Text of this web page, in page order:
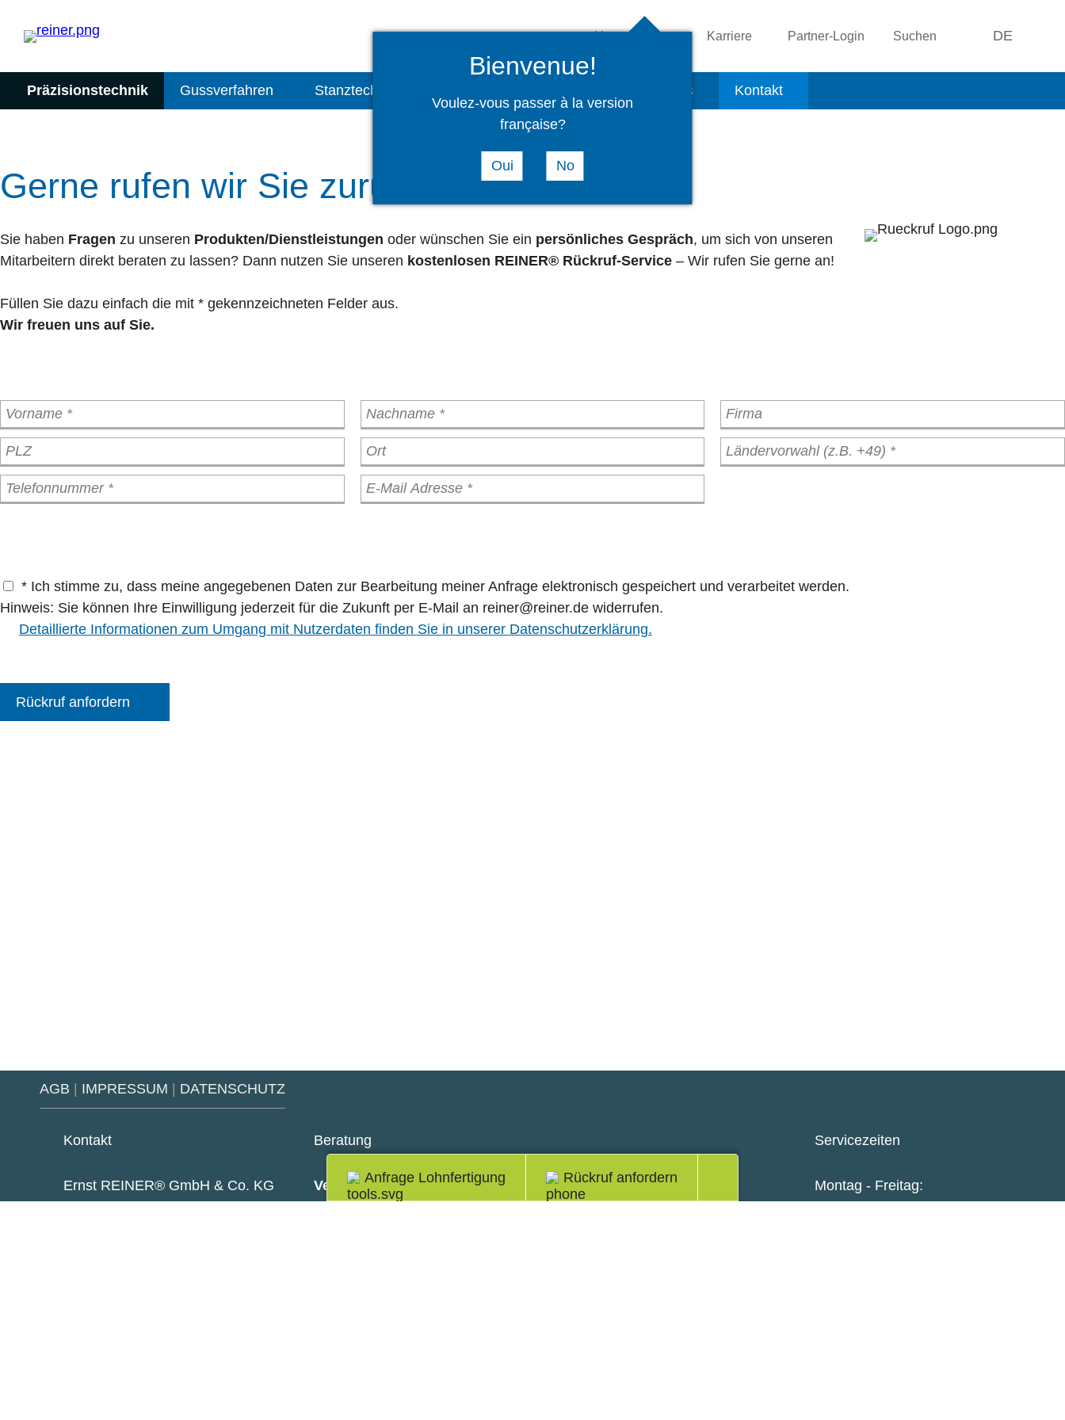
Unternehmen Karriere Partner-Login Suchen DE
Präzisionstechnik Gussverfahren Stanztechnik Aktuelles Kontakt
Gerne rufen wir Sie zurück
Sie haben Fragen zu unseren Produkten/Dienstleistungen oder wünschen Sie ein persönliches Gespräch, um sich von unseren
Mitarbeitern direkt beraten zu lassen? Dann nutzen Sie unseren kostenlosen REINER® Rückruf-Service – Wir rufen Sie gerne an!
Füllen Sie dazu einfach die mit * gekennzeichneten Felder aus.
Wir freuen uns auf Sie.
* Ich stimme zu, dass meine angegebenen Daten zur Bearbeitung meiner Anfrage elektronisch gespeichert und verarbeitet werden.
Hinweis: Sie können Ihre Einwilligung jederzeit für die Zukunft per E-Mail an reiner@reiner.de widerrufen.
Detaillierte Informationen zum Umgang mit Nutzerdaten finden Sie in unserer Datenschutzerklärung.
Rückruf anfordern
AGB | IMPRESSUM | DATENSCHUTZ
Kontakt
Ernst REINER® GmbH & Co. KG
Baumannstraße 16
Beratung
Vertriebsleitung
Johannes Weiß
Regionaler Vertrieb
Matthias Schneider
Servicezeiten
Montag - Freitag:
8:00 Uhr - 12:00 Uhr
Anfrage Lohnfertigung Rückruf anfordern
Bienvenue!
Voulez-vous passer à la version
française?
Oui No